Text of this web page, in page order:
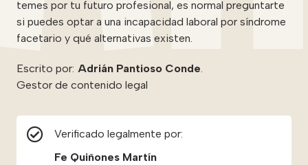
temes por tu futuro profesional, es normal preguntarte
si puedes optar a una incapacidad laboral por síndrome
facetario y qué alternativas existen.
Escrito por: Adrián Pantioso Conde
Gestor de contenido legal
Verificado legalmente por:
Fe Quiñones Martín